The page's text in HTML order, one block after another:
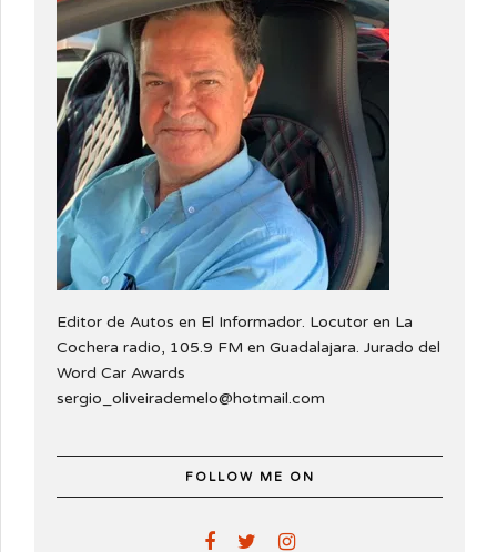
Editor de Autos en El Informador. Locutor en La
Cochera radio, 105.9 FM en Guadalajara. Jurado del
Word Car Awards
sergio_oliveirademelo@hotmail.com
FOLLOW ME ON